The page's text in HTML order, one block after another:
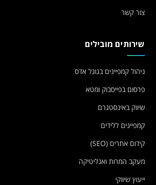
צור קשר
שירותים מובילים
ניהול קמפיינים בגוגל אדס
פרסום בפייסבוק ומטא
שיווק באינסטגרם
קמפיינים ללידים
קידום אתרים (SEO)
מעקב המרות ואנליטיקה
ייעוץ שיווקי